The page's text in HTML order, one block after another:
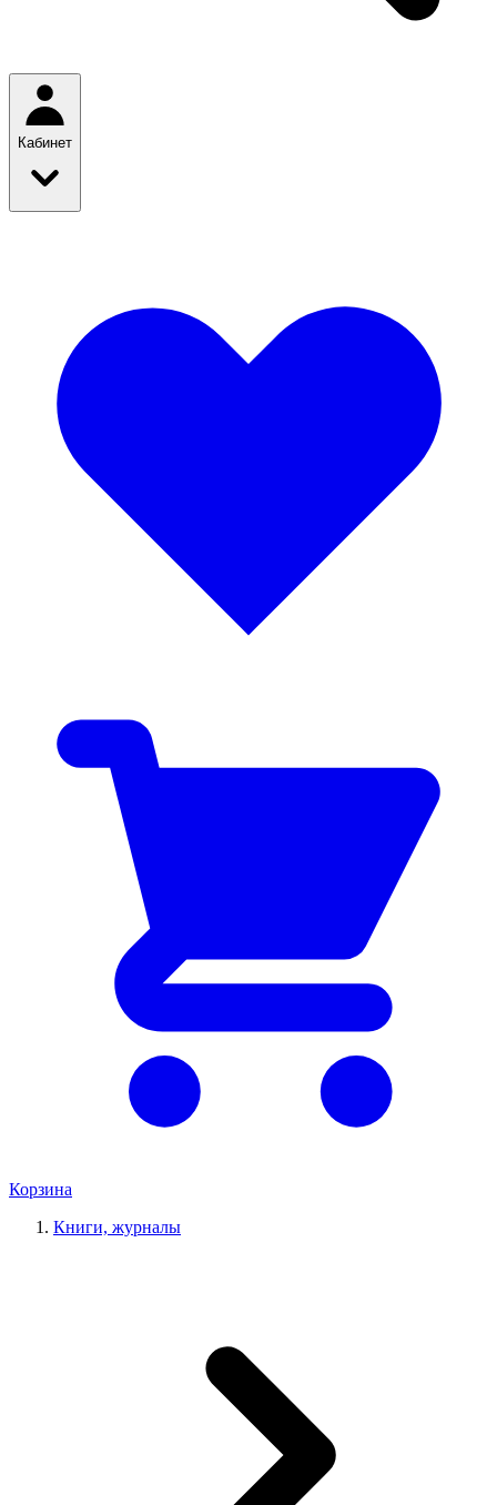
Кабинет
Корзина
Книги, журналы